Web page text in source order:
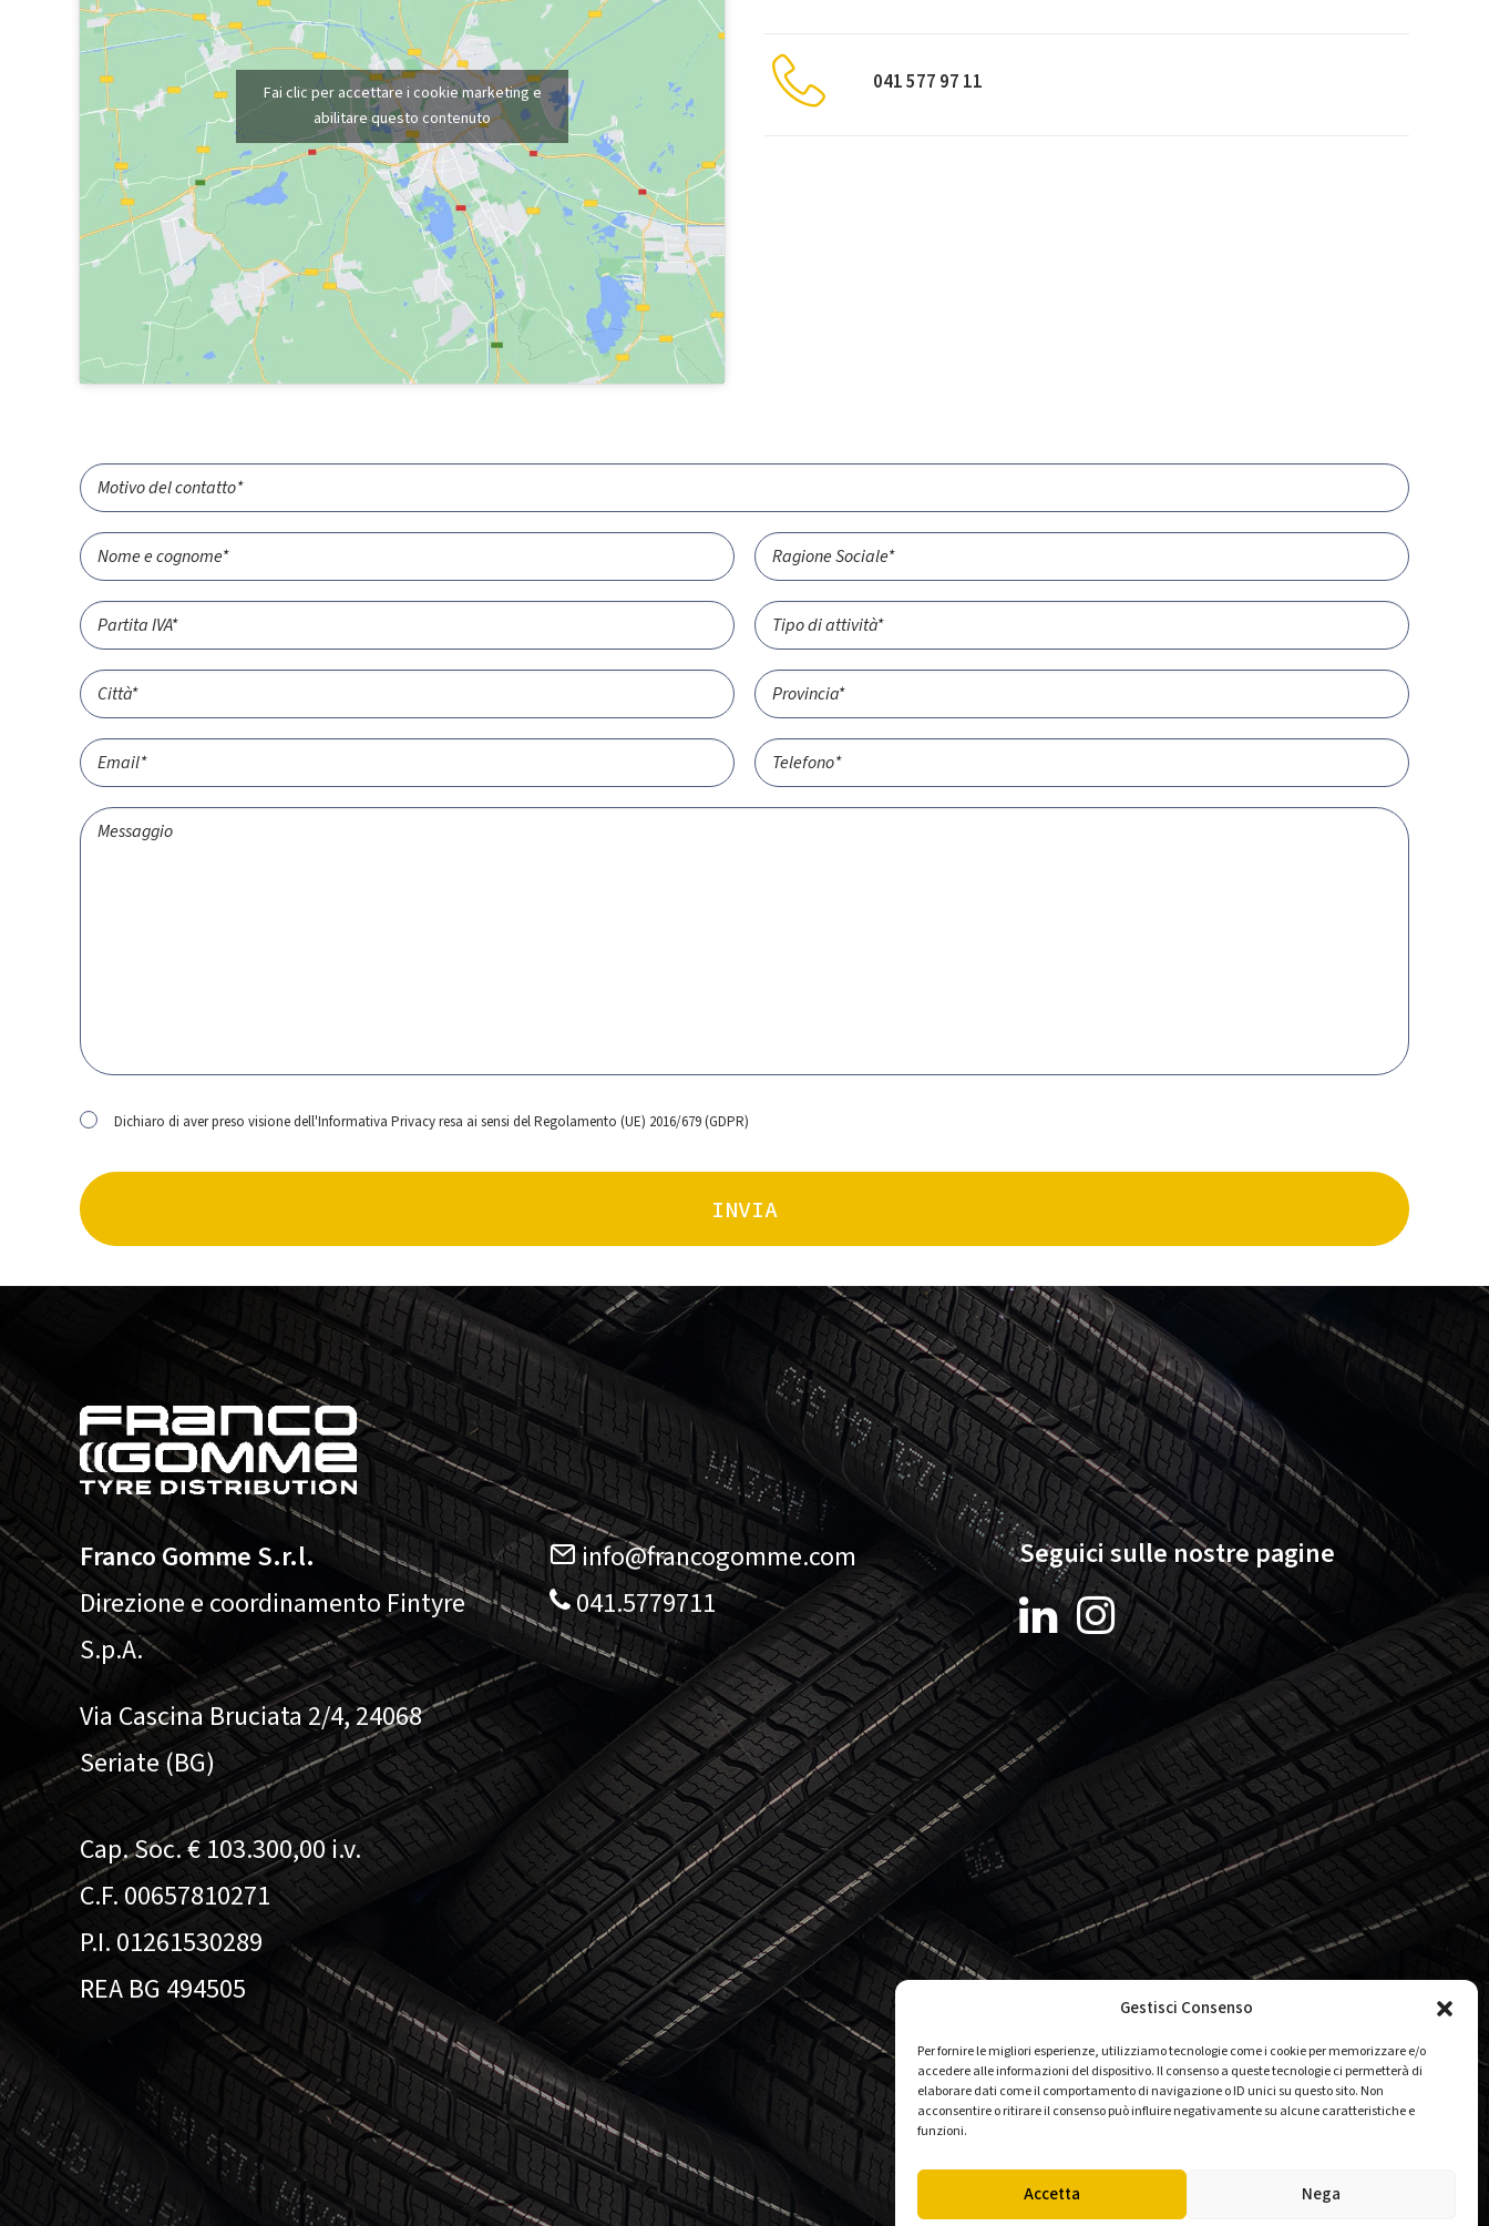
Gestisci Consenso
Per fornire le migliori esperienze, utilizziamo tecnologie come i cookie per memorizzare e/o
accedere alle informazioni del dispositivo. Il consenso a queste tecnologie ci permetterà di
elaborare dati come il comportamento di navigazione o ID unici su questo sito. Non
acconsentire o ritirare il consenso può influire negativamente su alcune caratteristiche e
funzioni.
Accetta Nega
Fai clic per accettare i cookie marketing e
abilitare questo contenuto
041 577 97 11
Dichiaro di aver preso visione dell'Informativa Privacyresa ai sensi del Regolamento (UE) 2016/679 (GDPR)
Franco Gomme S.r.l.
Direzione e coordinamento Fintyre
S.p.A.
Via Cascina Bruciata 2/4, 24068
Seriate (BG)
Cap. Soc. € 103.300,00 i.v.
C.F. 00657810271
P.I. 01261530289
REA BG 494505
info@francogomme.com
041.5779711
Seguici sulle nostre pagine